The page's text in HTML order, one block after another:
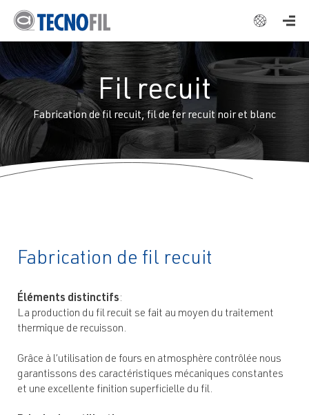
ESPAÑOL
DEUTSCH
Fil recuit
Fabrication de fil recuit, fil de fer recuit noir et blanc
Fabrication de fil recuit
Éléments distinctifs:
La production du fil recuit se fait au moyen du traitement
thermique de recuisson.
Grâce à l’utilisation de fours en atmosphère contrôlée nous
garantissons des caractéristiques mécaniques constantes
et une excellente finition superficielle du fil.